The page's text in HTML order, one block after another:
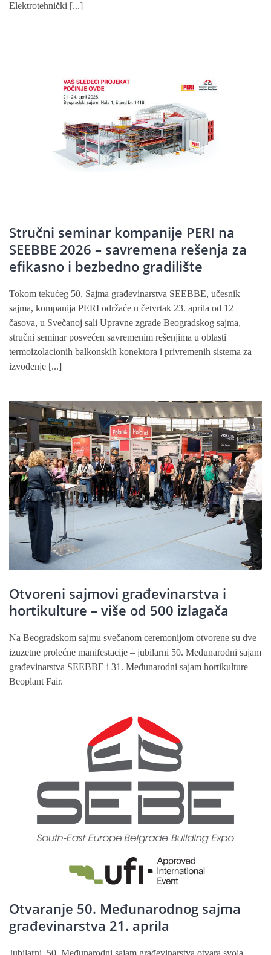
Elektrotehnički [...]
Stručni seminar kompanije PERI na
SEEBBE 2026 – savremena rešenja za
efikasno i bezbedno gradilište
Tokom tekućeg 50. Sajma građevinarstva SEEBBE, učesnik
sajma, kompanija PERI održaće u četvrtak 23. aprila od 12
časova, u Svečanoj sali Upravne zgrade Beogradskog sajma,
stručni seminar posvećen savremenim rešenjima u oblasti
termoizolacionih balkonskih konektora i privremenih sistema za
izvođenje [...]
Otvoreni sajmovi građevinarstva i
hortikulture – više od 500 izlagača
Na Beogradskom sajmu svečanom ceremonijom otvorene su dve
izuzetne prolećne manifestacije – jubilarni 50. Međunarodni sajam
građevinarstva SEEBBE i 31. Međunarodni sajam hortikulture
Beoplant Fair.
Otvaranje 50. Međunarodnog sajma
građevinarstva 21. aprila
Jubilarni, 50. Međunarodni sajam građevinarstva otvara svoja